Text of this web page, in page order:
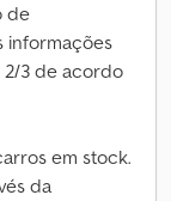
de
informações
3 de acordo
em stock.
da